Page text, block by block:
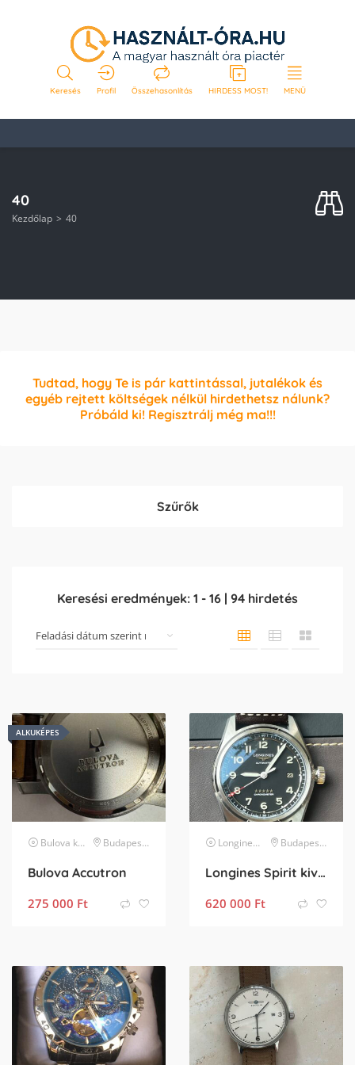
Keresés Profil Összehasonlítás HIRDESS MOST! MENÜ
40
Kezdőlap 40
Tudtad, hogy Te is pár kattintással, jutalékok és
egyéb rejtett költségek nélkül hirdethetsz nálunk?
Próbáld ki! Regisztrálj még ma!!!
Szűrők
Keresési eredmények: 1 - 16 | 94 hirdetés
ALKUKÉPES
Bulova karóra Budapest XX. kerület
Bulova Accutron
275 000 Ft
Longines karóraBudapest XI. kerület
Longines Spirit kiváló állapotban eladó
620 000 Ft